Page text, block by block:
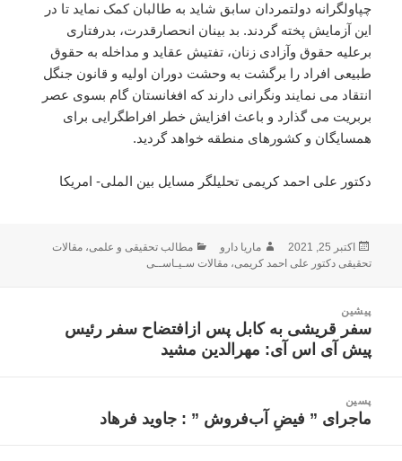
چپاولگرانه دولتمردان سابق شاید به طالبان کمک نماید تا در
این آزمایش پخته گردند. بد بینان انحصارقدرت، بدرفتاری
برعلیه حقوق وآزادی زنان، تفتیش عقاید و مداخله به حقوق
طبیعی افراد را برگشت به وحشت دوران اولیه و قانون جنگل
انتقاد می نمایند ونگرانی دارند که افغانستان گام بسوی عصر
بربریت می گذارد و باعث افزایش خطر افراطگرایی برای
همسایگان و کشورهای منطقه خواهد گردید.
دکتور علی احمد کریمی تحلیلگر مسایل بین الملی- امریکا
ارسال
شده
اکتبر 25, 2021 نویسنده
ماریا دارو دسته‌ها
مطالب تحقیقی و علمی،مقالات
تحقیقی دکتور علی احمد کریمی،مقالات سـیـاســی
نوشتهپیشین
نوشته
قبلی:
سفر قریشی به کابل پس ازافتضاح سفر رئیس
پیش آی اس آی: مهرالدین مشید
پسین
نوشته
ماجرای ” فیضِ آب‌فروش ” : جاوید فرهاد